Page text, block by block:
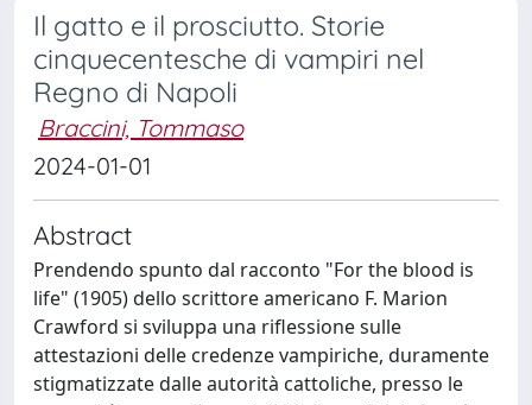
Il gatto e il prosciutto. Storie
cinquecentesche di vampiri nel
Regno di Napoli
Braccini, Tommaso
2024-01-01
Abstract
Prendendo spunto dal racconto "For the blood is
life" (1905) dello scrittore americano F. Marion
Crawford si sviluppa una riflessione sulle
attestazioni delle credenze vampiriche, duramente
stigmatizzate dalle autorità cattoliche, presso le